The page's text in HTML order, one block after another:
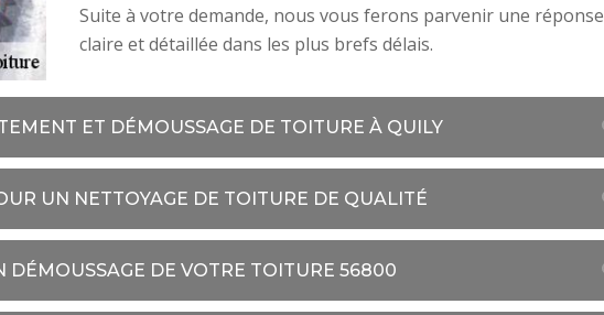
Suite à votre demande, nous vous ferons parvenir une réponse
claire et détaillée dans les plus brefs délais.
ET DÉMOUSSAGE DE TOITURE À QUILY
UN NETTOYAGE DE TOITURE DE QUALITÉ
DÉMOUSSAGE DE VOTRE TOITURE 56800